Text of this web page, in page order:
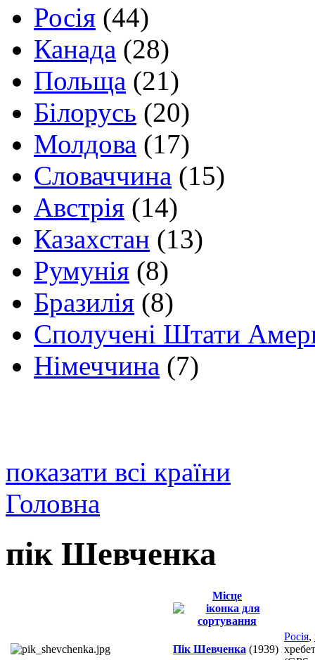
Росія (44)
Канада (28)
Польща (21)
Білорусь (20)
Молдова (17)
Словаччина (15)
Австрія (14)
Казахстан (13)
Румунія (8)
Бразилія (8)
Сполучені Штати
Німеччина (7)
показати всі країни
Головна
пік Шевченка
Місце
Пік Шевченка (1939)
Росія,